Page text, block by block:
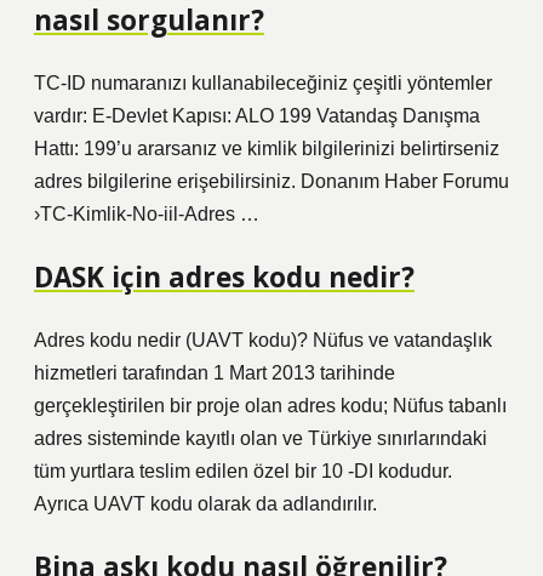
nasıl sorgulanır?
TC-ID numaranızı kullanabileceğiniz çeşitli yöntemler
vardır: E-Devlet Kapısı: ALO 199 Vatandaş Danışma
Hattı: 199’u ararsanız ve kimlik bilgilerinizi belirtirseniz
adres bilgilerine erişebilirsiniz. Donanım Haber Forumu
›TC-Kimlik-No-iil-Adres …
DASK için adres kodu nedir?
Adres kodu nedir (UAVT kodu)? Nüfus ve vatandaşlık
hizmetleri tarafından 1 Mart 2013 tarihinde
gerçekleştirilen bir proje olan adres kodu; Nüfus tabanlı
adres sisteminde kayıtlı olan ve Türkiye sınırlarındaki
tüm yurtlara teslim edilen özel bir 10 -DI kodudur.
Ayrıca UAVT kodu olarak da adlandırılır.
Bina askı kodu nasıl öğrenilir?